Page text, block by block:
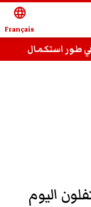
language
Français
في طور استكمال
اليوم